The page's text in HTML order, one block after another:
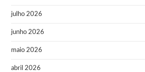
julho 2026
junho 2026
maio 2026
abril 2026